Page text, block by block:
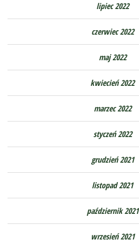
lipiec 2022
czerwiec 2022
maj 2022
kwiecień 2022
marzec 2022
styczeń 2022
grudzień 2021
listopad 2021
październik 2021
wrzesień 2021